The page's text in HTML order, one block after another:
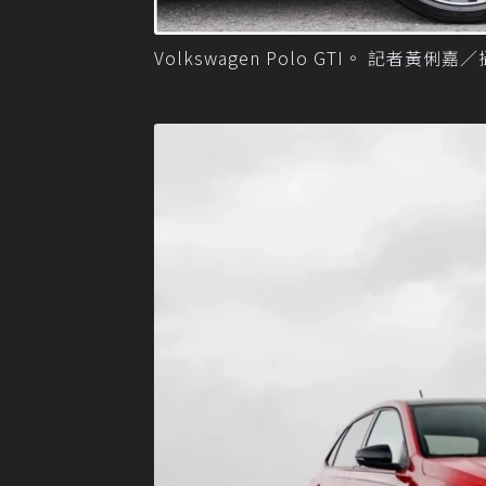
Volkswagen Polo GTI。 記者黃俐嘉／